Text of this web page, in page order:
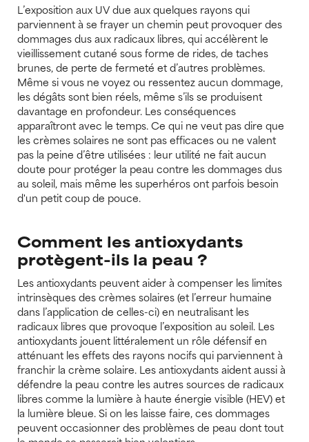
L’exposition aux UV due aux quelques rayons qui
parviennent à se frayer un chemin peut provoquer des
dommages dus aux radicaux libres, qui accélèrent le
vieillissement cutané sous forme de rides, de taches
brunes, de perte de fermeté et d’autres problèmes.
Même si vous ne voyez ou ressentez aucun dommage,
les dégâts sont bien réels, même s’ils se produisent
davantage en profondeur. Les conséquences
apparaîtront avec le temps. Ce qui ne veut pas dire que
les crèmes solaires ne sont pas efficaces ou ne valent
pas la peine d’être utilisées : leur utilité ne fait aucun
doute pour protéger la peau contre les dommages dus
au soleil, mais même les superhéros ont parfois besoin
d'un petit coup de pouce.
Comment les antioxydants
protègent-ils la peau ?
Les antioxydants peuvent aider à compenser les limites
intrinsèques des crèmes solaires (et l’erreur humaine
dans l’application de celles-ci) en neutralisant les
radicaux libres que provoque l’exposition au soleil. Les
antioxydants jouent littéralement un rôle défensif en
atténuant les effets des rayons nocifs qui parviennent à
franchir la crème solaire. Les antioxydants aident aussi à
défendre la peau contre les autres sources de radicaux
libres comme la lumière à haute énergie visible (HEV) et
la lumière bleue. Si on les laisse faire, ces dommages
peuvent occasionner des problèmes de peau dont tout